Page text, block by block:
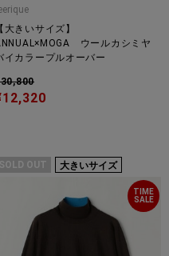
【大きいサイズ】
ウールカシミヤ
イカラープルオーバー
SOLD OUT 大きいサイズ
TIME
SALE